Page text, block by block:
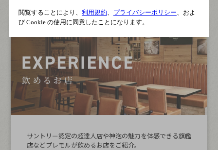
サントリー認定の超達人店や神泡の魅力を体感できる旗艦
店などプレモルが飲めるお店をご紹介。
閲覧することにより、 利用規約、 プライバシーポリシー、およ
び Cookie の使用に同意したことになります。